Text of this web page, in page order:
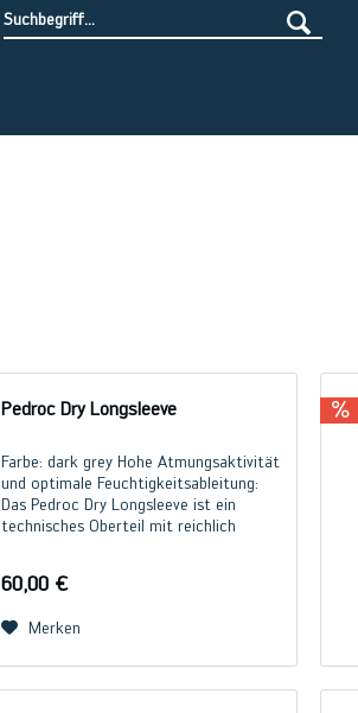
Pedroc Dry Longsleeve
Farbe: dark grey Hohe Atmungsaktivität
und optimale Feuchtigkeitsableitung:
Das Pedroc Dry Longsleeve ist ein
technisches Oberteil mit reichlich
Es ist aus...
60,00 €
Merken